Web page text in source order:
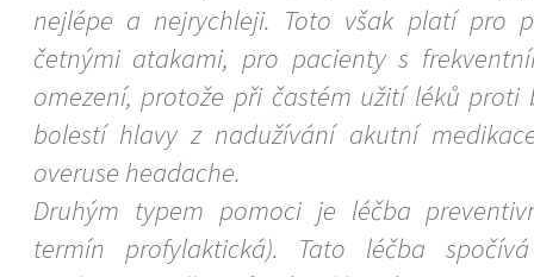
nejlépe a nejrychleji. Toto však platí pro
četnými atakami, pro pacienty s
omezení, protože při častém užití léků proti
bolestí hlavy z nadužívání akutní
overuse headache.
Druhým typem pomoci je léčba
termín profylaktická). Tato léčba